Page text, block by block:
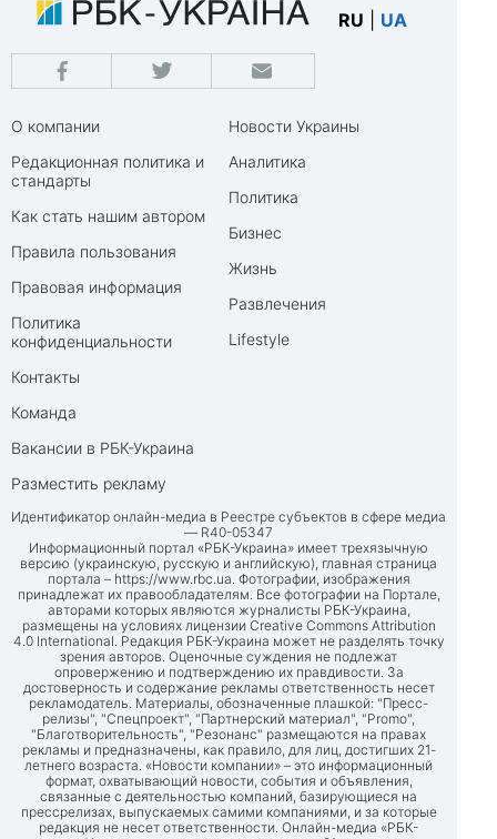
RU UA
О компании
Редакционная политика и
стандарты
Как стать нашим автором
Правила пользования
Правовая информация
Политика
конфиденциальности
Контакты
Команда
Вакансии в РБК-Украина
Разместить рекламу
Новости Украины
Аналитика
Политика
Бизнес
Жизнь
Развлечения
Lifestyle
Идентификатор онлайн-медиа в Реестре субъектов в сфере медиа
— R40-05347
Информационный портал «РБК-Украина» имеет трехязычную
версию (украинскую, русскую и английскую), главная страница
портала – https://www.rbc.ua. Фотографии, изображения
принадлежат их правообладателям. Все фотографии на Портале,
авторами которых являются журналисты РБК-Украина,
размещены на условиях лицензии Creative Commons Attribution
4.0 International. Редакция РБК-Украина может не разделять точку
зрения авторов. Оценочные суждения не подлежат
опровержению и подтверждению их правдивости. За
достоверность и содержание рекламы ответственность несет
рекламодатель. Материалы, обозначенные плашкой: "Пресс-
релизы", "Спецпроект", "Партнерский материал", "Promo",
"Благотворительность", "Резонанс" размещаются на правах
рекламы и предназначены, как правило, для лиц, достигших 21-
летнего возраста. «Новости компании» – это информационный
формат, охватывающий новости, события и объявления,
связанные с деятельностью компаний, базирующиеся на
прессрелизах, выпускаемых самими компаниями, и за которые
редакция не несет ответственности. Онлайн-медиа «РБК-